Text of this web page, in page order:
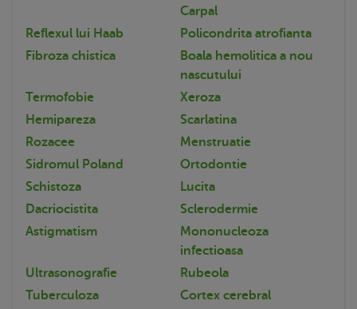
Carpal
Reflexul lui Haab
Policondrita atrofianta
Fibroza chistica
Boala hemolitica a nou
nascutului
Termofobie
Xeroza
Hemipareza
Scarlatina
Rozacee
Menstruatie
Sidromul Poland
Ortodontie
Schistoza
Lucita
Dacriocistita
Sclerodermie
Astigmatism
Mononucleoza
infectioasa
Ultrasonografie
Rubeola
Tuberculoza
Cortex cerebral